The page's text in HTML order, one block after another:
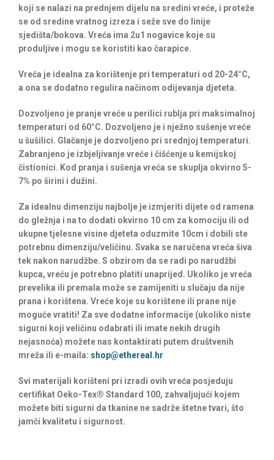
koji se nalazi na prednjem dijelu na sredini vreće, i proteže
se od sredine vratnog izreza i seže sve do linije
sjedišta/bokova. Vreća ima 2u1 nogavice koje su
produljive i mogu se koristiti kao čarapice.
Vreća je idealna za korištenje pri temperaturi od 20-24°C,
a ona se dodatno regulira načinom odijevanja djeteta.
Dozvoljeno je pranje vreće u perilici rublja pri maksimalnoj
temperaturi od 60°C. Dozvoljeno je i nježno sušenje vreće
u šušilici. Glačanje je dozvoljeno pri srednjoj temperaturi.
Zabranjeno je izbjeljivanje vreće i čišćenje u kemijskoj
čistionici. Kod pranja i sušenja vreća se skuplja okvirno 5-
7% po širini i dužini.
Za idealnu dimenziju najbolje je izmjeriti dijete od ramena
do gležnja i na to dodati okvirno 10 cm za komociju ili od
ukupne tjelesne visine djeteta oduzmite 10cm i dobili ste
potrebnu dimenziju/veličinu. Svaka se naručena vreća šiva
tek nakon narudžbe. S obzirom da se radi po narudžbi
kupca, vreću je potrebno platiti unaprijed. Ukoliko je vreća
prevelika ili premala može se zamijeniti u slučaju da nije
prana i korištena. Vreće koje su korištene ili prane nije
moguće vratiti! Za sve dodatne informacije (ukoliko niste
sigurni koji veličinu odabrati ili imate nekih drugih
nejasnoća) možete nas kontaktirati putem društvenih
mreža ili e-maila: shop@ethereal.hr
Svi materijali korišteni pri izradi ovih vreća posjeduju
certifikat Oeko-Tex® Standard 100, zahvaljujući kojem
možete biti sigurni da tkanine ne sadrže štetne tvari, što
jamči kvalitetu i sigurnost.